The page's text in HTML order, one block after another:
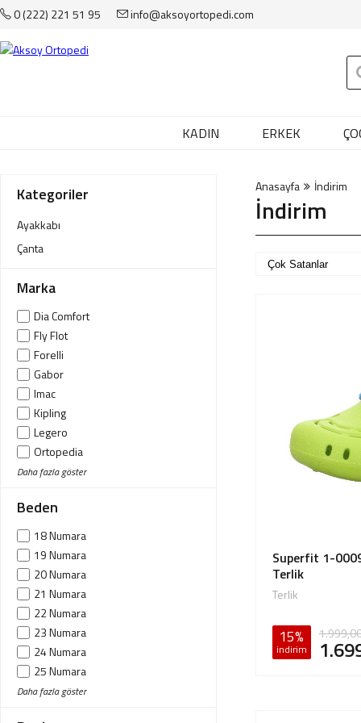
Kadın
Aksesuar
Sağlık & Bakım
Markalar
İndirim
Yeni Üyelik
Giriş Yap
Sipariş Takibi
Sipariş İptal/İade
0 (222) 221 51 95 info@aksoyortopedi.com
KADIN ERKEK
Kategoriler
Ayakkabı
Çanta
Marka
Dia Comfort
Fly Flot
Forelli
Gabor
Imac
Kipling
Legero
Ortopedia
Promax
Twigy
Daha fazla göster
Beden
18 Numara
19 Numara
20 Numara
21 Numara
22 Numara
23 Numara
24 Numara
25 Numara
26 Numara
Daha fazla göster
Anasayfa İndirim
İndirim
Superfit 1-
Terlik
Terlik
15%
indirim